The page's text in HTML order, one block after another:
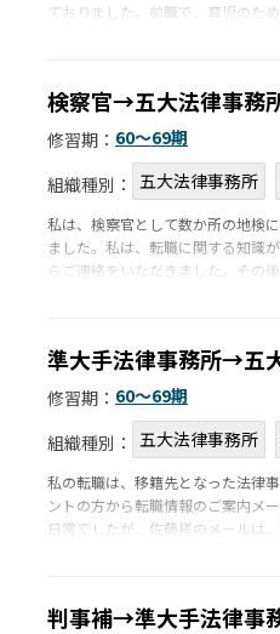
ておりました。前職で、育児のた
検察官→五大法律事務
修習期： 60〜69期
組織種別： 五大法律事務所
私は、検察官として数か所の地検
ました。私は、転職に関する知識
らご連絡をいただきました。その
準大手法律事務所→五
修習期： 60〜69期
組織種別： 五大法律事務所
私の転職は、移籍先となった法律
ントの方から転職情報のご案内メ
日常でしたが、佐藤様のメールは
判事補→準大手法律事